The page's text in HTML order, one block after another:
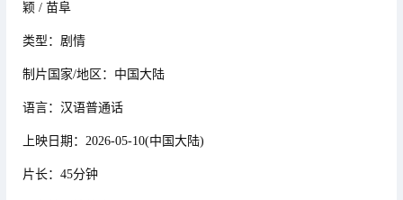
颖 / 苗阜
类型：剧情
制片国家/地区：中国大陆
语言：汉语普通话
上映日期：2026-05-10(中国大陆)
片长：45分钟